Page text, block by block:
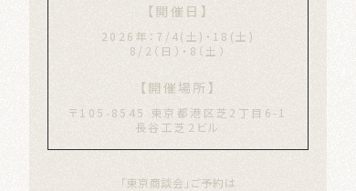
【開催日】
2026年：7/4(土)・18(土)
8/2（日）・8（土）
【開催場所】
〒105-8545 東京都港区芝2丁目6-1
長谷工芝2ビル
「東京商談会」ご予約は